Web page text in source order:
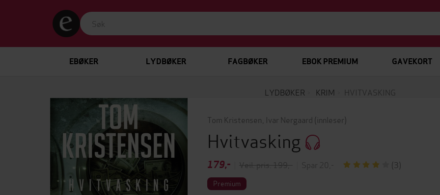
EBØKER LYDBØKER FAGBØKER EBOK PREMIUM GAVEKORT
LYDBØKER KRIM HVITVASKING
Tom Kristensen Ivar Nergaard (innleser)
Hvitvasking
179,- Veil. pris: 199,- Spar 20,- (3)
Premium